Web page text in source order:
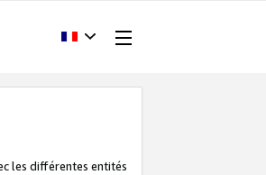
les différentes entités